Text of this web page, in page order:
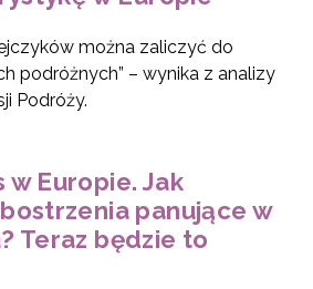
można zaliczyć do
podróżnych” – wynika z analizy
Podróży.
w Europie. Jak
panujące w
Teraz będzie to